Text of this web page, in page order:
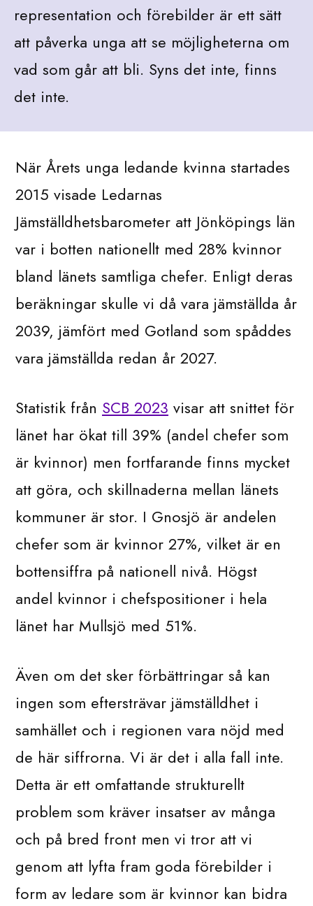
representation och förebilder är ett sätt
att påverka unga att se möjligheterna om
vad som går att bli. Syns det inte, finns
det inte.
När Årets unga ledande kvinna startades
2015 visade Ledarnas
Jämställdhetsbarometer att Jönköpings län
var i botten nationellt med 28% kvinnor
bland länets samtliga chefer. Enligt deras
beräkningar skulle vi då vara jämställda år
2039, jämfört med Gotland som spåddes
vara jämställda redan år 2027.
Statistik från SCB 2023 visar att snittet för
länet har ökat till 39% (andel chefer som
är kvinnor) men fortfarande finns mycket
att göra, och skillnaderna mellan länets
kommuner är stor. I Gnosjö är andelen
chefer som är kvinnor 27%, vilket är en
bottensiffra på nationell nivå. Högst
andel kvinnor i chefspositioner i hela
länet har Mullsjö med 51%.
Även om det sker förbättringar så kan
ingen som eftersträvar jämställdhet i
samhället och i regionen vara nöjd med
de här siffrorna. Vi är det i alla fall inte.
Detta är ett omfattande strukturellt
problem som kräver insatser av många
och på bred front men vi tror att vi
genom att lyfta fram goda förebilder i
form av ledare som är kvinnor kan bidra